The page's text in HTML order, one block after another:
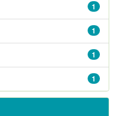
1
1
1
1